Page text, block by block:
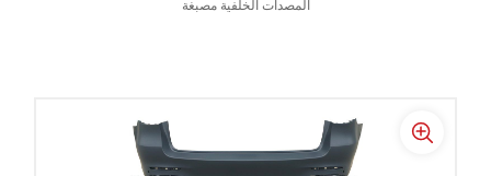
المصدات الخلفية مصبغة